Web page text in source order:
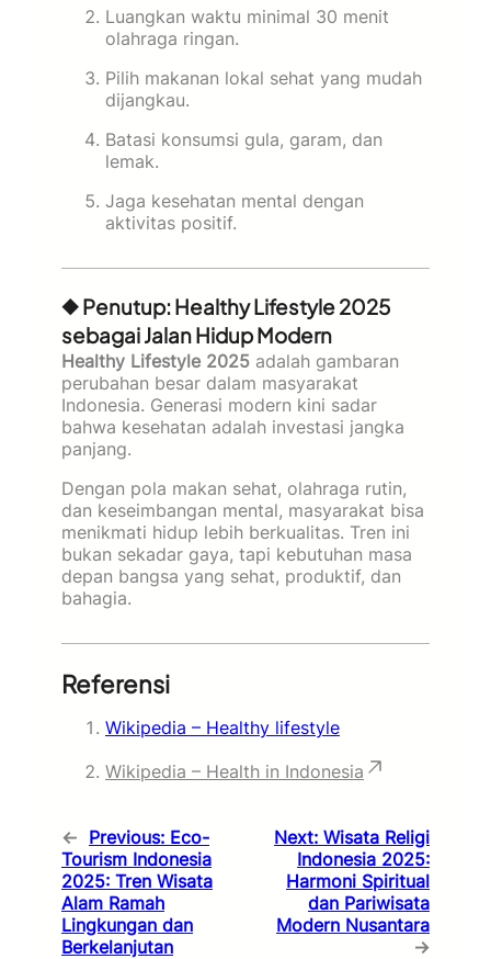
Luangkan waktu minimal 30 menit
olahraga ringan.
Pilih makanan lokal sehat yang mudah
dijangkau.
Batasi konsumsi gula, garam, dan
lemak.
Jaga kesehatan mental dengan
aktivitas positif.
◆ Penutup: Healthy Lifestyle 2025
sebagai Jalan Hidup Modern
Healthy Lifestyle 2025 adalah gambaran
perubahan besar dalam masyarakat
Indonesia. Generasi modern kini sadar
bahwa kesehatan adalah investasi jangka
panjang.
Dengan pola makan sehat, olahraga rutin,
dan keseimbangan mental, masyarakat bisa
menikmati hidup lebih berkualitas. Tren ini
bukan sekadar gaya, tapi kebutuhan masa
depan bangsa yang sehat, produktif, dan
bahagia.
Referensi
Wikipedia – Healthy lifestyle
Wikipedia – Health in Indonesia
← Previous: Eco-
Tourism Indonesia
2025: Tren Wisata
Alam Ramah
Lingkungan dan
Berkelanjutan
Next: Wisata Religi
Indonesia 2025:
Harmoni Spiritual
dan Pariwisata
Modern Nusantara
→